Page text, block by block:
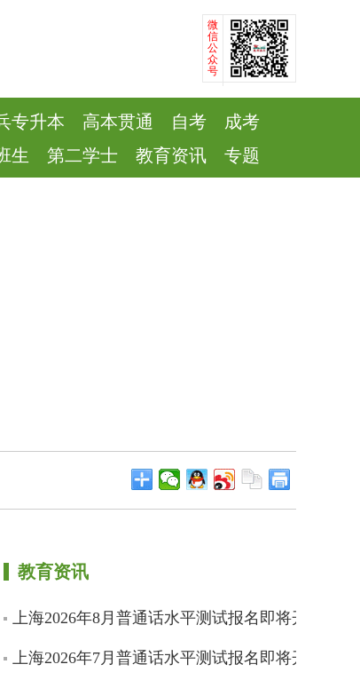
微
信
公
众
号
专升本 高本贯通 自考
成考
生
第二学士 教育资讯 专题
教育资讯
上海2026年8月普通话水平测试报名即将开始
上海2026年7月普通话水平测试报名即将开始